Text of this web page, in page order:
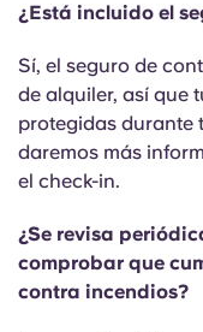
¿Está incluido el
Sí, el seguro de
de alquiler, así que
protegidas durante
daremos más
el check-in.
¿Se revisa
comprobar que
contra incendios?